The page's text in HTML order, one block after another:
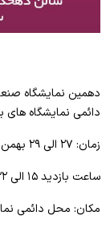
دائمی نمایشگاه های
زمان: ۲۷ الی ۲۹ بهمن ۹۵
ساعت بازدید ۱۵ الی ۲۲
مکان: محل دائمی